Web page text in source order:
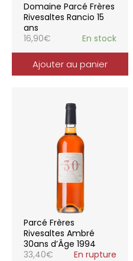
Domaine Parcé Frères
Rivesaltes Rancio 15
ans
16,90€ En stock
Ajouter au panier
Parcé Frères
Rivesaltes Ambré
30ans d’Âge 1994
33,40€ En rupture